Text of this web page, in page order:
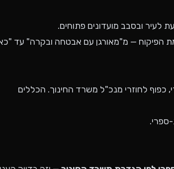
לעיר ובסבב מועדונים פתוחים.
הפיקוח — מ"מאורגן עם אבטחה ובקרה" עד
כפוף לחוזרי מנכ"ל משרד החינוך. הכללים
ספרי.